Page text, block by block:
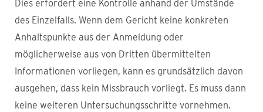
Dies erfordert eine Kontrolle anhand der Umstände
des Einzelfalls. Wenn dem Gericht keine konkreten
Anhaltspunkte aus der Anmeldung oder
möglicherweise aus von Dritten übermittelten
Informationen vorliegen, kann es grundsätzlich davon
ausgehen, dass kein Missbrauch vorliegt. Es muss dann
keine weiteren Untersuchungsschritte vornehmen.